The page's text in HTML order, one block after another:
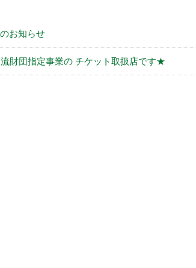
お知らせ
財団指定事業の チケット取扱店です★